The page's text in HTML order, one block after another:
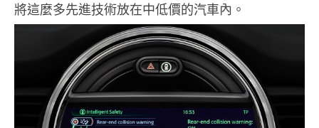
將這麼多先進技術放在中低價的汽車內。